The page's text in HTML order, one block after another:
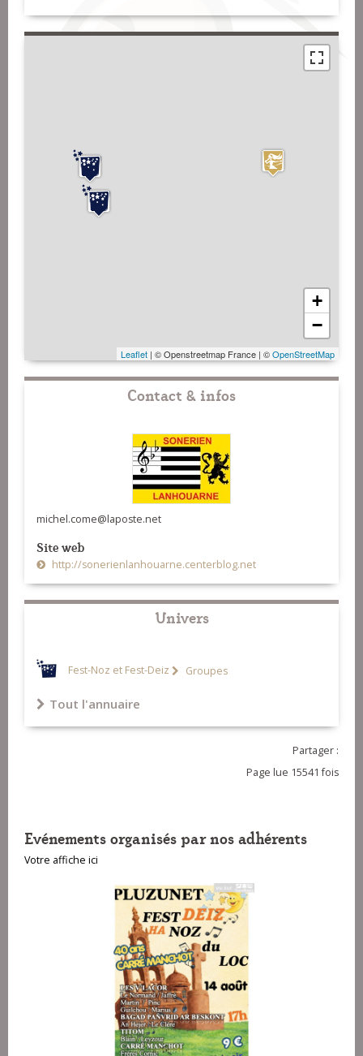
+
−
Leaflet | © Openstreetmap France | ©OpenStreetMap
Contact & infos
michel.come@laposte.net
Site web
http://sonerienlanhouarne.centerblog.net
Univers
Fest-Noz et Fest-Deiz Groupes
Tout l'annuaire
Partager :
Page lue 15541 fois
Evénements organisés par nos adhérents
Votre affiche ici